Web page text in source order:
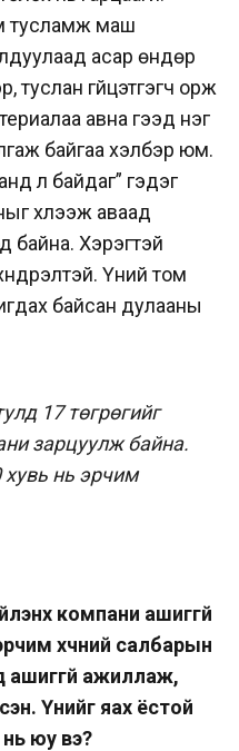
тусламж маш
асар өндөр
туслан гүйцэтгэгч орж
авна гээд нэг
байгаа хэлбэр юм.
л байдаг” гэдэг
хүлээж аваад
байна. Хэрэгтэй
Үүний том
байсан дулааны
17 төгрөгийг
зарцуулж байна.
нь эрчим
компани ашиггүй
хүчний салбарын
ашиггүй ажиллаж,
Үүнийг яах ёстой
юу вэ?